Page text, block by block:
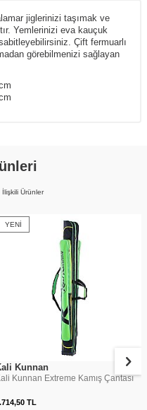
jiglerinizi taşımak ve
Yemlerinizi eva kauçuk
Çift fermuarlı
görebilmenizi sağlayan
İlişkili Ürünler
YENI
Kunnan
Kunnan Extreme Kamış Çantası
TL